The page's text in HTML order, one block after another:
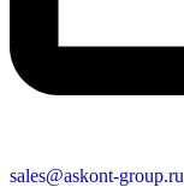
sales@askont-group.ru